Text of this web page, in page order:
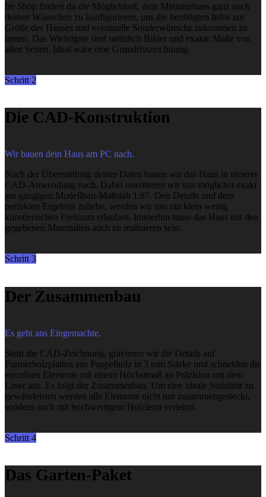
Im Shop findest du die Möglichkeit, dein Miniaturhaus ganz nach
deinen Wünschen zu konfigurieren, uns die benötigten Infos zur
Größe des Hauses und eventuelle Sonderwünsche zukommen zu
lassen. Das Wichtigste sind natürlich Bilder und exakte Maße von
allen Seiten. Ideal wäre eine Grundrisszeichnung.
Schritt 2
Die CAD-Konstruktion
Wir bauen dein Haus am PC nach.
Nach der Übermittlung deiner Daten bauen wir das Haus in unserer
CAD-Anwendung nach. Dabei orientieren wir uns möglichst exakt
am gängigen Modellbau-Maßstab 1:87. Den Details und dem
perfekten Ergebnis zuliebe, werden wir uns ein klein wenig
künstlerischen Freiraum erlauben. Immerhin muss das Haus mit den
gegebenen Materialien auch zu realisieren sein.
Schritt 3
Der Zusammenbau
Es geht ans Eingemachte.
Steht die CAD-Zeichnung, gravieren wir die Details auf
Furnierholzplatten aus Pappelholz in 3 mm Stärke und schneiden die
einzelnen Elemente mit einem Höchstmaß an Präzision mit dem
Laser aus. Es folgt der Zusammenbau. Um eine ideale Stabilität zu
gewährleisten werden alle Elemente nicht nur zusammengesteckt,
sondern auch mit hochwertigem Holzleim verleimt.
Schritt 4
Das Garten-Paket